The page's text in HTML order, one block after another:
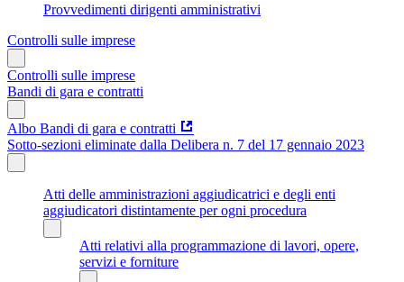
Provvedimenti dirigenti amministrativi
Controlli sulle imprese
Controlli sulle imprese
Bandi di gara e contratti
Albo Bandi di gara e contratti
Sotto-sezioni eliminate dalla Delibera n. 7 del 17 gennaio 2023
Atti delle amministrazioni aggiudicatrici e degli enti
aggiudicatori distintamente per ogni procedura
Atti relativi alla programmazione di lavori, opere,
servizi e forniture